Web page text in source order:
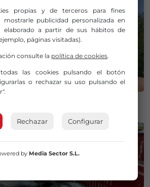
Gorane, el último adiós a una
en el mundo de las dos ruedas
propias y de terceros para fines
publicidad personalizada en
elaborado a partir de sus hábitos de
páginas visitadas).
consulte la política de cookies.
las cookies pulsando el botón
o rechazar su uso pulsando el
Rechazar Configurar
by Media Sector S.L.